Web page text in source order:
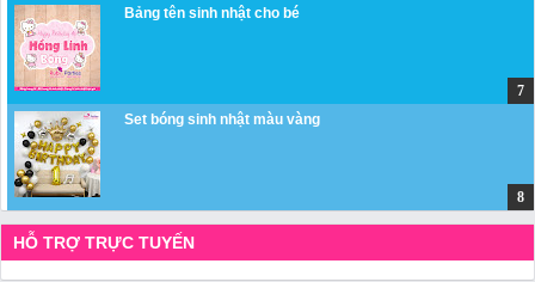
Bảng tên sinh nhật cho bé
Set bóng sinh nhật màu vàng
HỖ TRỢ TRỰC TUYẾN